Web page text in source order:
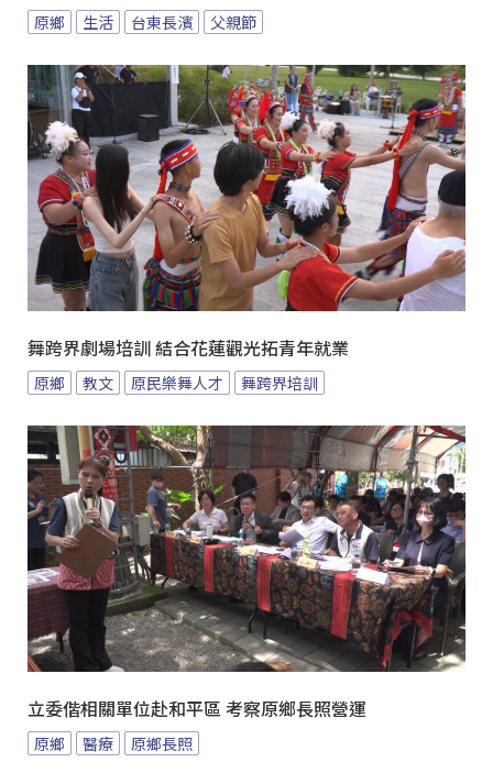
原鄉 生活 台東長濱 父親節
舞跨界劇場培訓 結合花蓮觀光拓青年就業
原鄉 教文 原民樂舞人才 舞跨界培訓
立委偕相關單位赴和平區 考察原鄉長照營運
原鄉 醫療 原鄉長照